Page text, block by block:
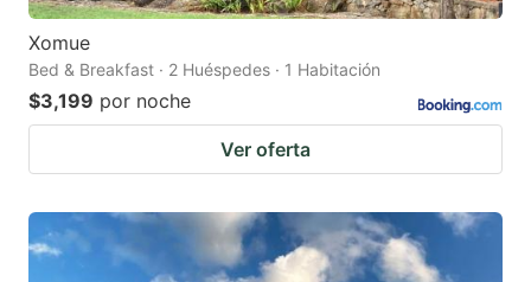
Xomue
Bed & Breakfast · 2 Huéspedes · 1 Habitación
$3,199 por noche
Ver oferta